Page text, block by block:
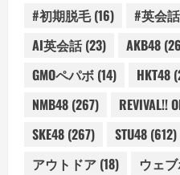
#初期脱毛(16) #英会話
AI英会話(23) AKB48
GMOペパボ (14) HKT48
NMB48 (267) REVIVAL!!
SKE48 (267) STU48 (612)
アウトドア (18) ウェ